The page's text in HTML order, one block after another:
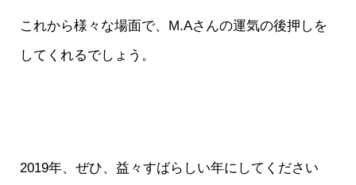
これから様々な場面で、M.Aさんの運気の後押しを
してくれるでしょう。
2019年、ぜひ、益々すばらしい年にしてください